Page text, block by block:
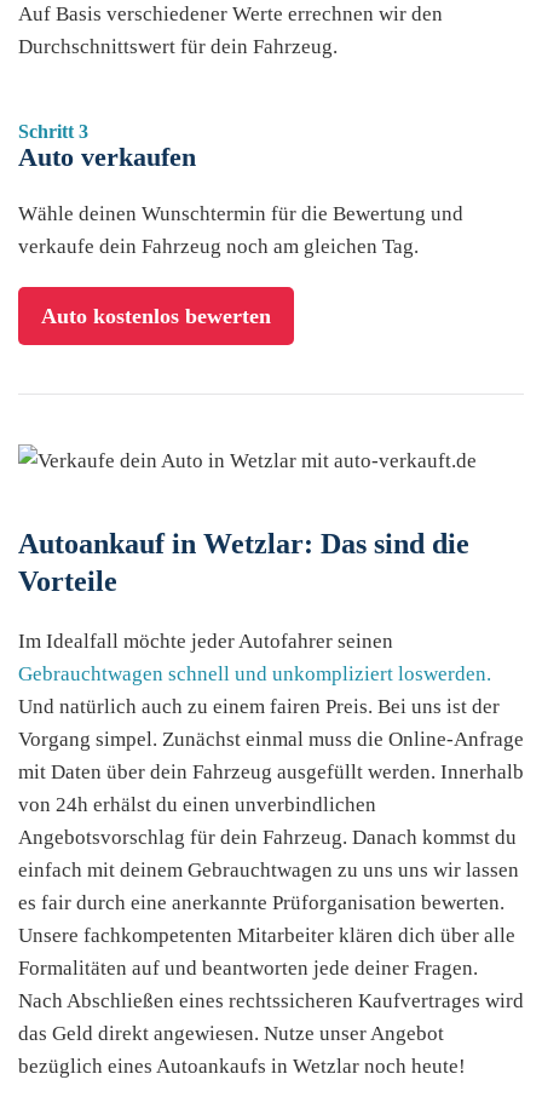
Auf Basis verschiedener Werte errechnen wir den
Durchschnittswert für dein Fahrzeug.
Schritt 3
Auto verkaufen
Wähle deinen Wunschtermin für die Bewertung und
verkaufe dein Fahrzeug noch am gleichen Tag.
Auto kostenlos bewerten
Autoankauf in Wetzlar: Das sind die
Vorteile
Im Idealfall möchte jeder Autofahrer seinen
Gebrauchtwagen schnell und unkompliziert loswerden.
Und natürlich auch zu einem fairen Preis. Bei uns ist der
Vorgang simpel. Zunächst einmal muss die Online-Anfrage
mit Daten über dein Fahrzeug ausgefüllt werden. Innerhalb
von 24h erhälst du einen unverbindlichen
Angebotsvorschlag für dein Fahrzeug. Danach kommst du
einfach mit deinem Gebrauchtwagen zu uns uns wir lassen
es fair durch eine anerkannte Prüforganisation bewerten.
Unsere fachkompetenten Mitarbeiter klären dich über alle
Formalitäten auf und beantworten jede deiner Fragen.
Nach Abschließen eines rechtssicheren Kaufvertrages wird
das Geld direkt angewiesen. Nutze unser Angebot
bezüglich eines Autoankaufs in Wetzlar noch heute!